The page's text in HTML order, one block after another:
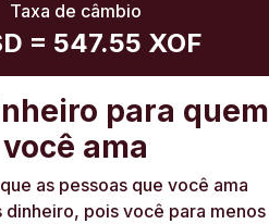
Taxa de câmbio
= 547.55 XOF
para quem
você ama
as pessoas que você ama
dinheiro, pois você para menos